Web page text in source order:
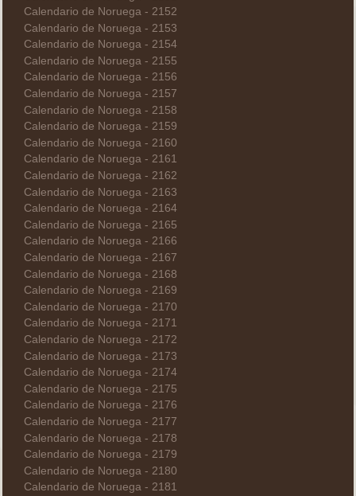
Calendario de Noruega - 2152
Calendario de Noruega - 2153
Calendario de Noruega - 2154
Calendario de Noruega - 2155
Calendario de Noruega - 2156
Calendario de Noruega - 2157
Calendario de Noruega - 2158
Calendario de Noruega - 2159
Calendario de Noruega - 2160
Calendario de Noruega - 2161
Calendario de Noruega - 2162
Calendario de Noruega - 2163
Calendario de Noruega - 2164
Calendario de Noruega - 2165
Calendario de Noruega - 2166
Calendario de Noruega - 2167
Calendario de Noruega - 2168
Calendario de Noruega - 2169
Calendario de Noruega - 2170
Calendario de Noruega - 2171
Calendario de Noruega - 2172
Calendario de Noruega - 2173
Calendario de Noruega - 2174
Calendario de Noruega - 2175
Calendario de Noruega - 2176
Calendario de Noruega - 2177
Calendario de Noruega - 2178
Calendario de Noruega - 2179
Calendario de Noruega - 2180
Calendario de Noruega - 2181